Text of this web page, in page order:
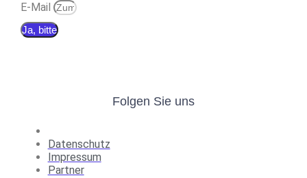
E-Mail
Ja, bitte
Folgen Sie uns
Datenschutz
Impressum
Partner